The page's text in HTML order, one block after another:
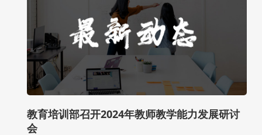
教育培训部召开2024年教师教学能力发展研讨
会